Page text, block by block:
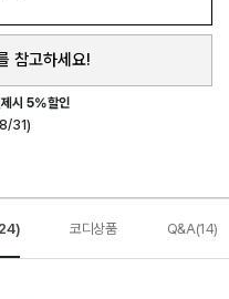
참고하세요!
제시 5%할인
31)
코디상품 Q&A(14)